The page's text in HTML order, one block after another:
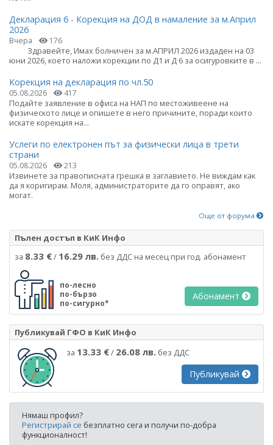
Декларация 6 - Корекция на ДОД в намаление за м.Април
2026
Вчера 176
Здравейте, Имах болничен за м.АПРИЛ 2026 издаден на 03
юни 2026, което наложи корекции по Д1 и Д 6 за осигуровките в ...
Корекция на декларация по чл.50
05.08.2026 417
Подайте заявление в офиса на НАП по местоживеене на
физическото лице и опишете в него причините, поради които
искате корекция на...
Услеги по електронен път за физически лица в трети
страни
05.08.2026 213
Извинете за правописната грешка в заглавието. Не виждам как
да я коригирам. Моля, администраторите да го оправят, ако
могат.
Още от форума
Пълен достъп в КиК Инфо
за 8.33 €/ 16.29 лв. без ДДС на месец при год. абонамент
по-лесно
по-бързо
по-сигурно*
Абонамент
Публикувай ГФО в КиК Инфо
за 13.33 €/ 26.08 лв. без ДДС
Публикувай
Нямаш профил?
Регистрирай се безплатно сега и получи по-добра
функционалност!